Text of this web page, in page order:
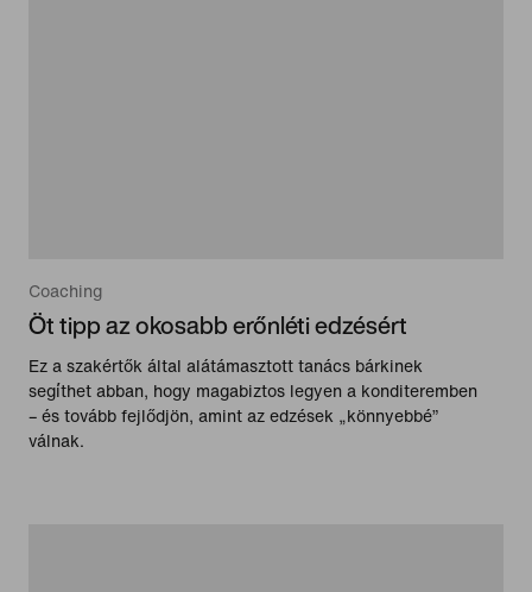
Coaching
Öt tipp az okosabb erőnléti edzésért
Ez a szakértők által alátámasztott tanács bárkinek
segíthet abban, hogy magabiztos legyen a konditeremben
– és tovább fejlődjön, amint az edzések „könnyebbé”
válnak.